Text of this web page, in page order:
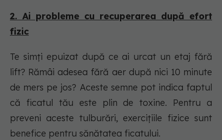
2. Ai probleme cu recuperarea după efort
fizic
Te simți epuizat după ce ai urcat un etaj fără
lift? Rămâi adesea fără aer după nici 10 minute
de mers pe jos? Aceste semne pot indica faptul
că ficatul tău este plin de toxine. Pentru a
preveni aceste tulburări, exercițiile fizice sunt
benefice pentru sănătatea ficatului.